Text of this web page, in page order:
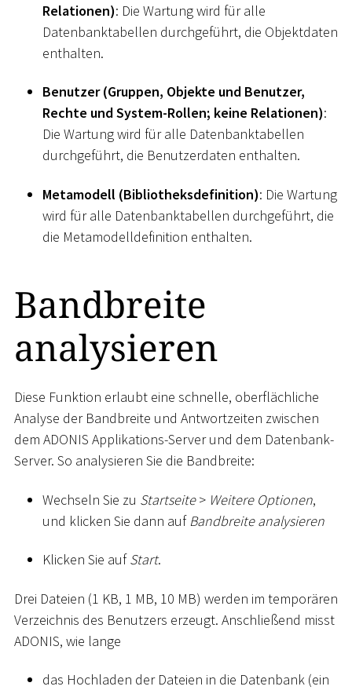
Relationen): Die Wartung wird für alle
Datenbanktabellen durchgeführt, die Objektdaten
enthalten.
Benutzer (Gruppen, Objekte und Benutzer,
Rechte und System-Rollen; keine Relationen):
Die Wartung wird für alle Datenbanktabellen
durchgeführt, die Benutzerdaten enthalten.
Metamodell (Bibliotheksdefinition): Die Wartung
wird für alle Datenbanktabellen durchgeführt, die
die Metamodelldefinition enthalten.
Bandbreite
analysieren
Diese Funktion erlaubt eine schnelle, oberflächliche
Analyse der Bandbreite und Antwortzeiten zwischen
dem ADONIS Applikations-Server und dem Datenbank-
Server. So analysieren Sie die Bandbreite:
Wechseln Sie zu Startseite > Weitere Optionen,
und klicken Sie dann aufBandbreite analysieren
Klicken Sie aufStart.
Drei Dateien (1 KB, 1 MB, 10 MB) werden im temporären
Verzeichnis des Benutzers erzeugt. Anschließend misst
ADONIS, wie lange
das Hochladen der Dateien in die Datenbank (ein